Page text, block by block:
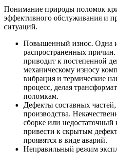
Понимание природы поломок
эффективного обслуживания и
ситуаций.
Повышенный износ. Одна
распространенных
приводит к постепенной
механическому износу
вибрация и термические
процесс, делая
поломкам.
Дефекты составных
производства.
сборке или недостаточный
привести к скрытым
проявятся в виде аварий.
Неправильный режим